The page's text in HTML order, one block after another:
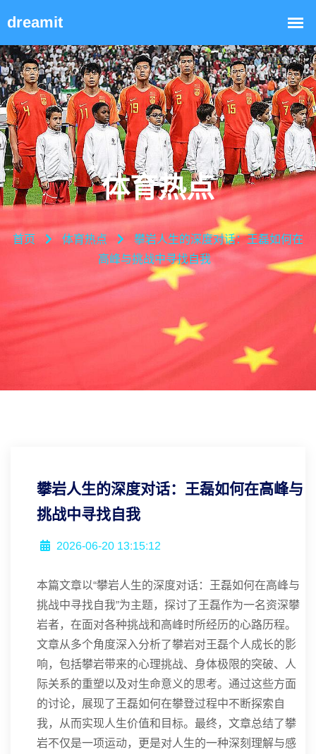
体育热点
首页 体育热点
攀岩人生的深度对话：王磊如何在
高峰与挑战中寻找自我
攀岩人生的深度对话：王磊如何在高峰与
挑战中寻找自我
2026-06-20 13:15:12
本篇文章以“攀岩人生的深度对话：王磊如何在高峰与
挑战中寻找自我”为主题，探讨了王磊作为一名资深攀
岩者，在面对各种挑战和高峰时所经历的心路历程。
文章从多个角度深入分析了攀岩对王磊个人成长的影
响，包括攀岩带来的心理挑战、身体极限的突破、人
际关系的重塑以及对生命意义的思考。通过这些方面
的讨论，展现了王磊如何在攀登过程中不断探索自
我，从而实现人生价值和目标。最终，文章总结了攀
岩不仅是一项运动，更是对人生的一种深刻理解与感